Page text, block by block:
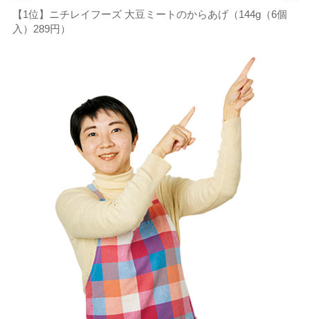
【1位】ニチレイフーズ 大豆ミートのからあげ（144g（6個
入）289円）